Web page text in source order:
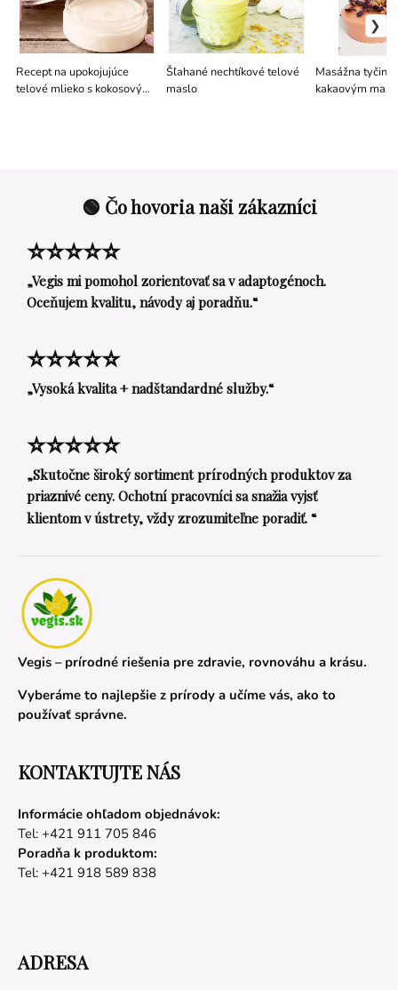
Recept na upokojujúce
telové mlieko s kokosovým
Šľahané nechtíkové telové
maslo
Masážna
kakaovým
🟢 Čo hovoria naši zákazníci
⭐⭐⭐⭐⭐
„Vegis mi pomohol zorientovať sa v adaptogénoch.
Oceňujem kvalitu, návody aj poradňu.“
⭐⭐⭐⭐⭐
„Vysoká kvalita + nadštandardné služby.“
⭐⭐⭐⭐⭐
„Skutočne široký sortiment prírodných produktov za
priaznivé ceny. Ochotní pracovníci sa snažia vyjsť
klientom v ústrety, vždy zrozumiteľne poradiť. “
Vegis – prírodné riešenia pre zdravie, rovnováhu a krásu.
Vyberáme to najlepšie z prírody a učíme vás, ako to
používať správne.
KONTAKTUJTE NÁS
Informácie ohľadom objednávok:
Tel: +421 911 705 846
Poradňa k produktom:
Tel: +421 918 589 838
ADRESA